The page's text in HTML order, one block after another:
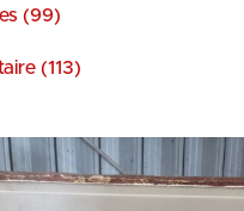
(99)
(113)